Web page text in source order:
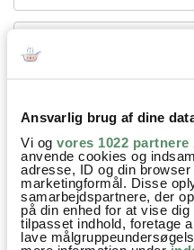
Ansvarlig brug af dine
Vi og vores 1022 partnere
anvende cookies og
adresse, ID og din
marketingformål. Disse
samarbejdspartnere, der
på din enhed for at vise
tilpasset indhold, foretage
lave
Din emailadresse vil ikke blive
SEND